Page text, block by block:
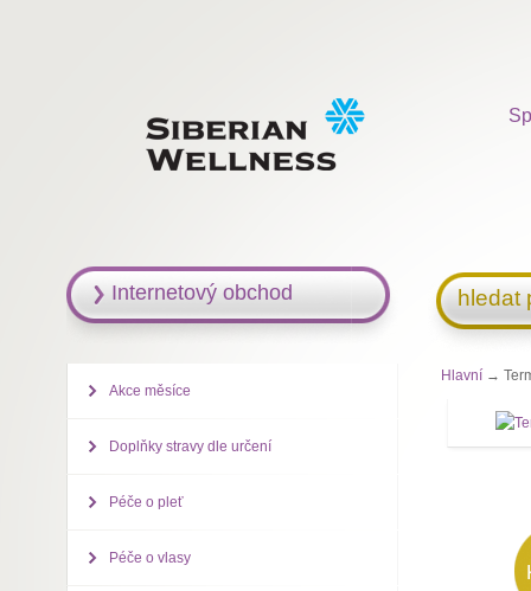
hledat
Hlavní →
Internetový obchod
Akce měsíce
Doplňky stravy dle určení
Péče o pleť
Péče o vlasy